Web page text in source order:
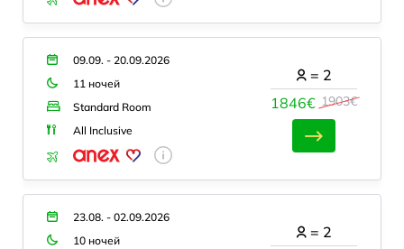
09.09. - 20.09.2026
11 ночей
Standard Room
All Inclusive
1846€ 1903€
= 2
23.08. - 02.09.2026
10 ночей
= 2